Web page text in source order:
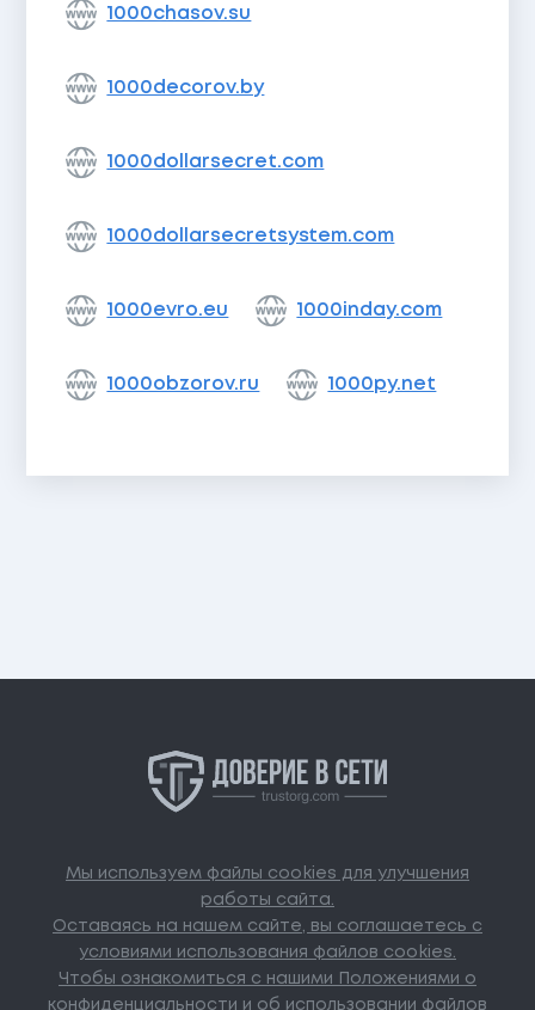
1000chasov.su
1000decorov.by
1000dollarsecret.com
1000dollarsecretsystem.com
1000evro.eu 1000inday.com
1000obzorov.ru 1000py.net
Мы используем файлы cookies для улучшения
работы сайта.
Оставаясь на нашем сайте, вы соглашаетесь с
условиями использования файлов cookies.
Чтобы ознакомиться с нашими Положениями о
конфиденциальности и об использовании файлов